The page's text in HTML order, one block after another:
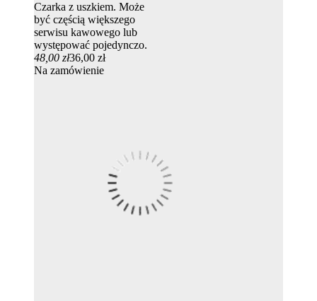
Czarka z uszkiem. Może
być częścią większego
serwisu kawowego lub
występować pojedynczo.
48,00 zł36,00 zł
Na zamówienie